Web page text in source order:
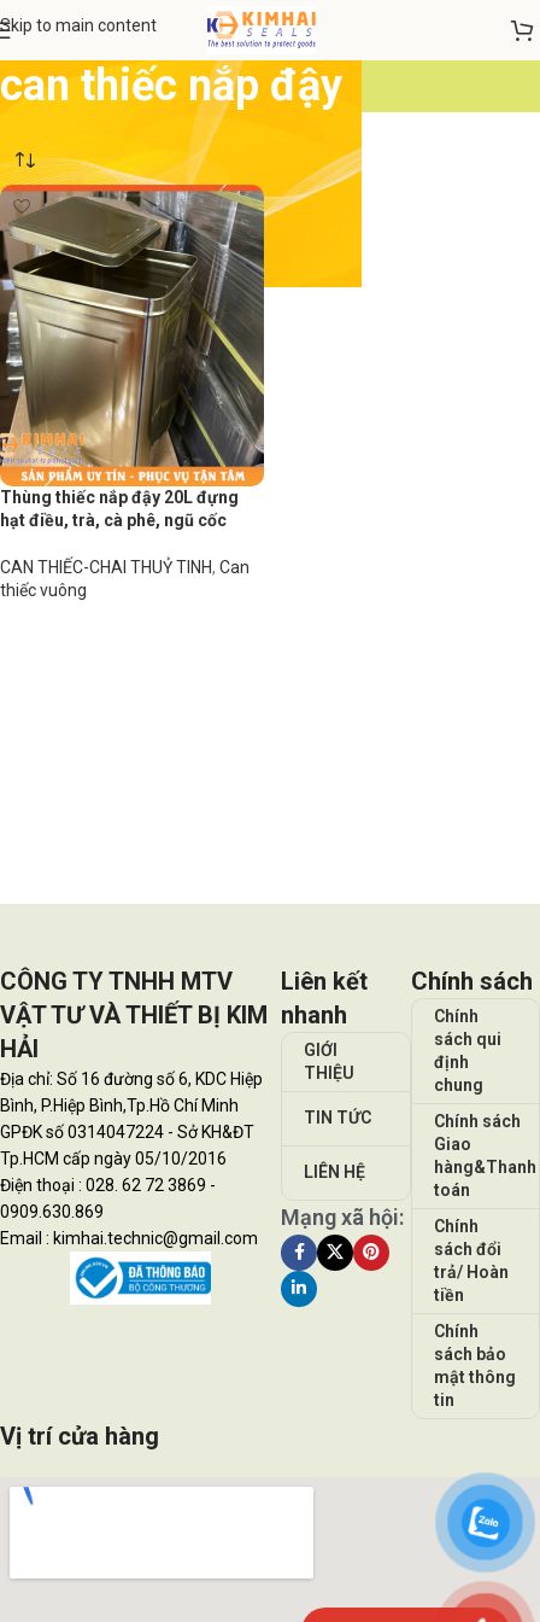
Skip to main content
can thiếc nắp đậy
Thùng thiếc nắp đậy 20L đựng
hạt điều, trà, cà phê, ngũ cốc
CAN THIẾC-CHAI THUỶ TINH, Can
thiếc vuông
CÔNG TY TNHH MTV
VẬT TƯ VÀ THIẾT BỊ KIM
HẢI
Địa chỉ: Số 16 đường số 6, KDC Hiệp
Bình, P.Hiệp Bình,Tp.Hồ Chí Minh
GPĐK số 0314047224 - Sở KH&ĐT
Tp.HCM cấp ngày 05/10/2016
Điện thoại : 028. 62 72 3869 -
0909.630.869
Email : kimhai.technic@gmail.com
Liên kết
nhanh
GIỚI
THIỆU
TIN TỨC
LIÊN HỆ
Mạng xã hội:
Chính sách
Chính
sách qui
định
chung
Chính sách
Giao
hàng&Thanh
toán
Chính
sách đổi
trả/ Hoàn
tiền
Chính
sách bảo
mật thông
tin
Vị trí cửa hàng